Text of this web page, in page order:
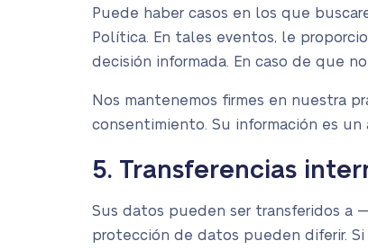
Puede haber casos en los que
Política. En tales eventos, le
decisión informada. En caso de que
Nos mantenemos firmes en nuestra
consentimiento. Su información es
5. Transferencias
Sus datos pueden ser transferidos a
protección de datos pueden diferir.